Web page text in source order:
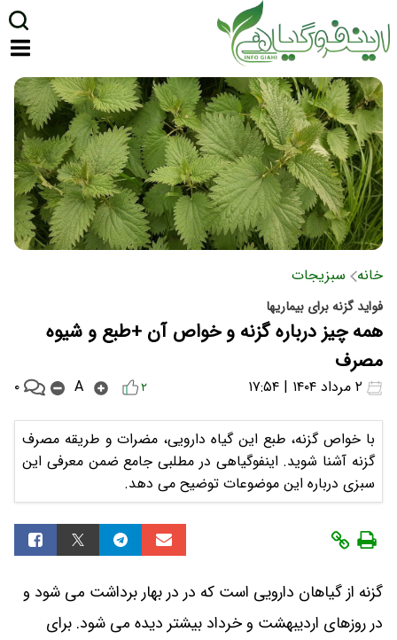
خانه سبزیجات
فواید گزنه برای بیماریها
همه چیز درباره گزنه و خواص آن +طبع و شیوه
مصرف
۲ A ۰
با خواص گزنه، طبع این گیاه دارویی، مضرات و طریقه مصرف
گزنه آشنا شوید. اینفوگیاهی در مطلبی جامع ضمن معرفی این
سبزی درباره این موضوعات توضیح می دهد.
گزنه از گیاهان دارویی است که در در بهار برداشت می شود و
در روزهای اردیبهشت و خرداد بیشتر دیده می شود. برای